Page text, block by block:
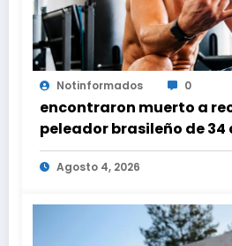
Notinformados 0
encontraron muerto a
peleador brasileño de 34
Agosto 4, 2026